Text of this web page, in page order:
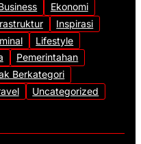
Ekonomi
Inspirasi
Lifestyle
Pemerintahan
Berkategori
Uncategorized